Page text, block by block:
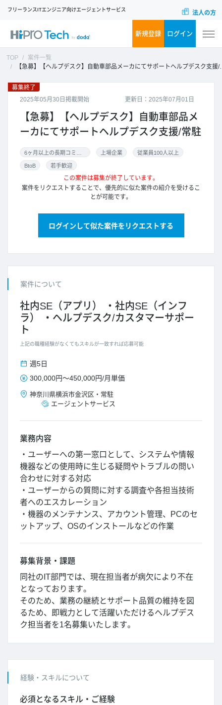
フリーランスITエンジニア向けエージェントサービス 法人の方
新規登録 ログイン
TOP
案件一覧
【急募】【ヘルプデスク】自動車部品メーカにてサポートヘルプデスク支援/常駐
更新日：2025年07月01日
募集終了
2025年05月30日掲載開始
【急募】【ヘルプデスク】自動車部品メ
ーカにてサポートヘルプデスク支援/常駐
上場企業 従業員100人以上
BtoB 若手歓迎
この案件は募集が終了しています。
案件をリクエストすることで、優先的に似た案件の紹介を受けるこ
とが可能です。
ログインして似た案件をリクエストする
案件について
社内SE（アプリ）
社内SE（インフ
ラ）
ヘルプデスク/カスタマーサポー
ト
上記の職種経験がなくてもスキルが一致すれば応募可能
週5日
300,000円～450,000円/月単価
神奈川県横浜市金沢区 ・ 常駐
エージェントサービス
業務内容
・ユーザーへの第一窓口として、システムや情報
機器などの使用時に生じる疑問やトラブルの問い
合わせに対する対応
・ユーザーからの質問に対する調査や各担当技術
者へのエスカレーション
・機器のメンテナンス、アカウント管理、PCのセ
ットアップ、OSのインストールなどの作業
募集背景・課題
同社のIT部門では、現在担当者が病欠により不在
となっております。
そのため、業務の継続とサポート品質の維持を図
るため、即戦力として活躍いただけるヘルプデス
ク担当者を1名募集いたします。
経験・スキルについて
必須となるスキル・ご経験